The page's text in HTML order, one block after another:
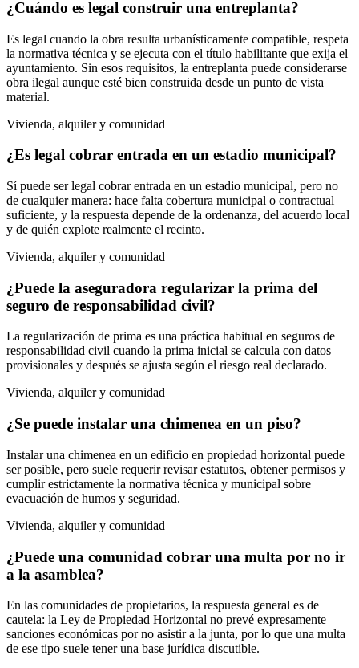
¿Cuándo es legal construir una entreplanta?
Es legal cuando la obra resulta urbanísticamente compatible, respeta
la normativa técnica y se ejecuta con el título habilitante que exija el
ayuntamiento. Sin esos requisitos, la entreplanta puede considerarse
obra ilegal aunque esté bien construida desde un punto de vista
material.
Vivienda, alquiler y comunidad
¿Es legal cobrar entrada en un estadio municipal?
Sí puede ser legal cobrar entrada en un estadio municipal, pero no
de cualquier manera: hace falta cobertura municipal o contractual
suficiente, y la respuesta depende de la ordenanza, del acuerdo local
y de quién explote realmente el recinto.
Vivienda, alquiler y comunidad
¿Puede la aseguradora regularizar la prima del
seguro de responsabilidad civil?
La regularización de prima es una práctica habitual en seguros de
responsabilidad civil cuando la prima inicial se calcula con datos
provisionales y después se ajusta según el riesgo real declarado.
Vivienda, alquiler y comunidad
¿Se puede instalar una chimenea en un piso?
Instalar una chimenea en un edificio en propiedad horizontal puede
ser posible, pero suele requerir revisar estatutos, obtener permisos y
cumplir estrictamente la normativa técnica y municipal sobre
evacuación de humos y seguridad.
Vivienda, alquiler y comunidad
¿Puede una comunidad cobrar una multa por no ir
a la asamblea?
En las comunidades de propietarios, la respuesta general es de
cautela: la Ley de Propiedad Horizontal no prevé expresamente
sanciones económicas por no asistir a la junta, por lo que una multa
de ese tipo suele tener una base jurídica discutible.